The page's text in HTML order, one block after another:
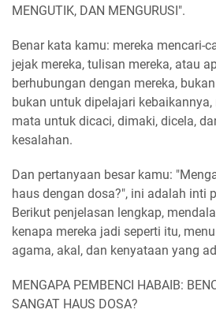
MENGUTIK, DAN MENGURUSI".
Benar kata kamu: mereka mencari-
jejak mereka, tulisan mereka, atau
berhubungan dengan mereka,
bukan untuk dipelajari
mata untuk dicaci, dimaki, dicela,
kesalahan.
Dan pertanyaan besar kamu:
haus dengan dosa?", ini adalah inti
Berikut penjelasan lengkap,
kenapa mereka jadi seperti itu,
agama, akal, dan kenyataan yang
MENGAPA PEMBENCI HABAIB:
SANGAT HAUS DOSA?